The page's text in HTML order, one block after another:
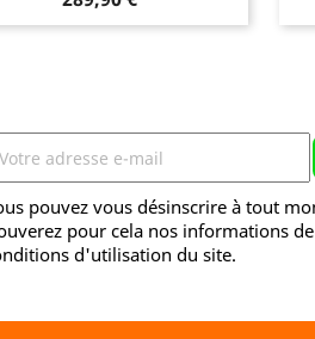
pouvez vous désinscrire à tout
pour cela nos informations
d'utilisation du site.